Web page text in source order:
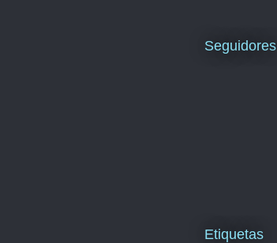
Seguidores
Etiquetas